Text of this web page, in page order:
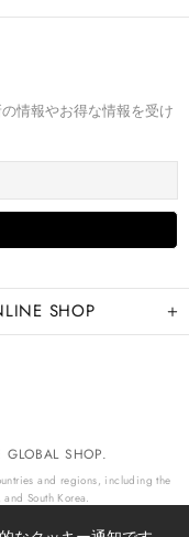
SHOP
の情報やお得な情報を受け
SHOP.
and regions, including the
South Korea.